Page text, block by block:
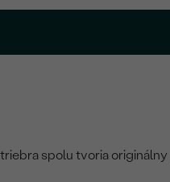
spolu tvoria originálny